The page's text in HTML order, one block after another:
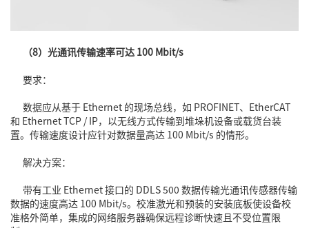
（8）光通讯传输速率可达 100 Mbit/s
要求：
数据应从基于 Ethernet 的现场总线，如 PROFINET、EtherCAT
和 Ethernet TCP / IP，以无线方式传输到堆垛机设备或载货台装
置。传输速度设计应针对数据量高达 100 Mbit/s 的情形。
解决方案：
带有工业 Ethernet 接口的 DDLS 500 数据传输光通讯传感器传输
数据的速度高达 100 Mbit/s。校准激光和预装的安装底板使设备校
准格外简单，集成的网络服务器确保远程诊断快速且不受位置限